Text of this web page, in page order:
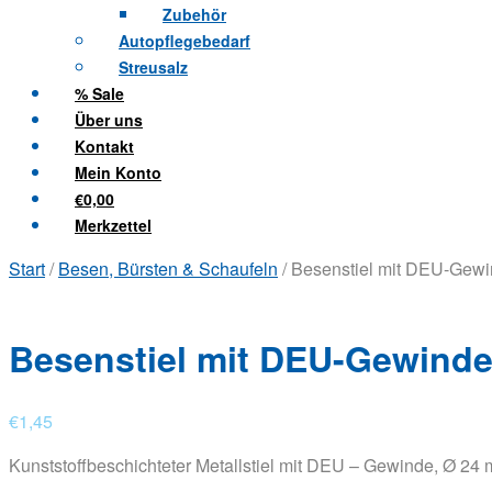
Zubehör
Autopflegebedarf
Streusalz
% Sale
Über uns
Kontakt
Mein Konto
€0,00
Merkzettel
Start/Besen, Bürsten & Schaufeln / Besenstiel mit DEU-
Besenstiel mit DEU-Gewinde
€1,45
Kunststoffbeschichteter Metallstiel mit DEU – Gewinde, Ø 24